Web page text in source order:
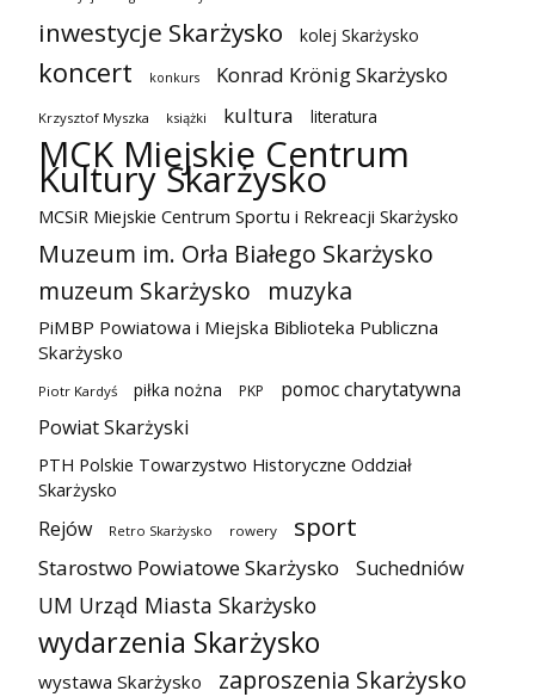
inwestycje Skarżysko kolej Skarżysko
koncert konkurs Konrad Krönig Skarżysko
Krzysztof Myszka książki kultura literatura
MCK Miejskie Centrum
Kultury Skarżysko
MCSiR Miejskie Centrum Sportu i Rekreacji Skarżysko
Muzeum im. Orła Białego Skarżysko
muzeum Skarżysko
muzyka
PiMBP Powiatowa i Miejska Biblioteka Publiczna
Skarżysko
Piotr Kardyś piłka nożna PKP
pomoc charytatywna
Powiat Skarżyski
PTH Polskie Towarzystwo Historyczne Oddział
Skarżysko
Rejów Retro Skarżysko rowery sport
Starostwo Powiatowe Skarżysko Suchedniów
UM Urząd Miasta Skarżysko
wydarzenia Skarżysko
wystawa Skarżysko zaproszenia Skarżysko